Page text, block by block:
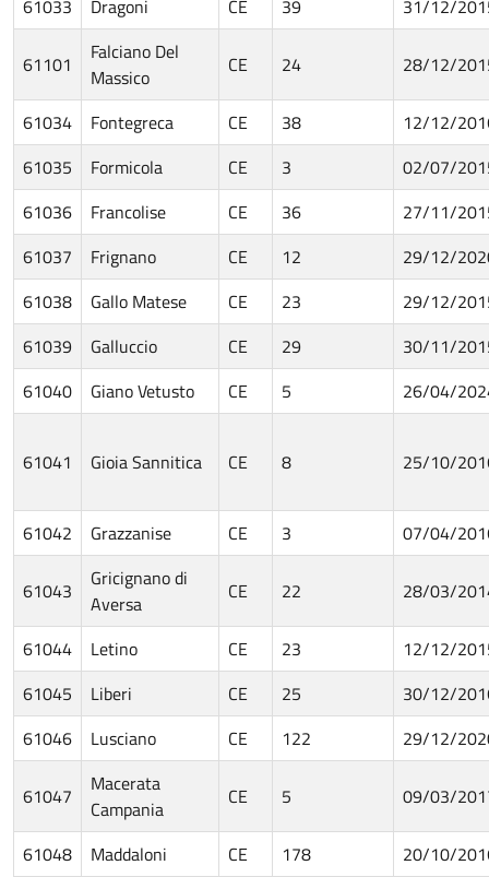
61033
Dragoni CE 39 31/12/
61101
Falciano Del
Massico
CE 24 28/12/
61034 Fontegreca CE 38
12/12/
61035
Formicola CE 3
02/07/
61036
Francolise CE 36
27/11/
61037
Frignano CE 12
29/12/
61038
Gallo Matese CE 23
29/12/
61039
Galluccio CE 29
30/11/
61040
Giano Vetusto CE 5 26/04/
61041 Gioia Sannitica CE 8 25/10/
61042 Grazzanise CE 3 07/04/
61043
Gricignano di
Aversa
CE 22 28/03/
61044 Letino CE 23
12/12/
61045
Liberi CE 25
30/12/
61046
Lusciano CE 122 29/12/
61047
Macerata
Campania
CE 5 09/03/
61048 Maddaloni CE 178 20/10/